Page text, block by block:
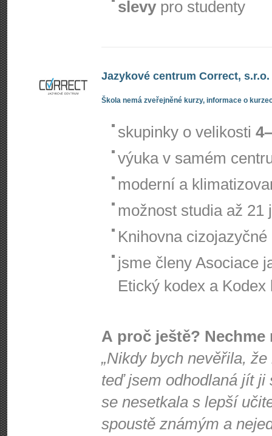
slevy pro studenty
Jazykové centrum Correct, s.r.o.
Škola nemá zveřejněné kurzy, informace o
skupinky o velikosti
výuka v samém
moderní a
možnost studia až 21
Knihovna
jsme členy Asociace
Etický kodex a Kodex
A proč ještě?
„Nikdy bych nevěřila,
teď jsem odhodlaná jít
se nesetkala s lepší
spoustě známým a